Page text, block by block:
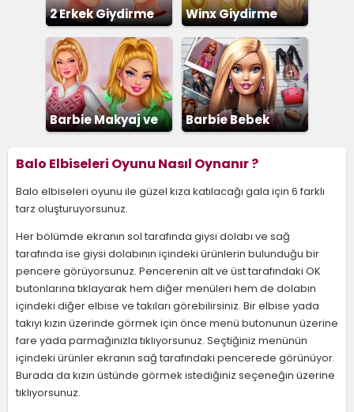
2 Erkek Giydirme Winx Giydirme
Barbie Makyaj ve
Barbie Bebek
Balo Elbiseleri Oyunu Nasıl Oynanır ?
Balo elbiseleri oyunu ile güzel kıza katılacağı gala için 6 farklı
tarz oluşturuyorsunuz.
Her bölümde ekranın sol tarafında giysi dolabı ve sağ
tarafında ise giysi dolabının içindeki ürünlerin bulunduğu bir
pencere görüyorsunuz. Pencerenin alt ve üst tarafındaki OK
butonlarına tıklayarak hem diğer menüleri hem de dolabın
içindeki diğer elbise ve takıları görebilirsiniz. Bir elbise yada
takıyı kızın üzerinde görmek için önce menü butonunun üzerine
fare yada parmağınızla tıklıyorsunuz. Seçtiğiniz menünün
içindeki ürünler ekranın sağ tarafındaki pencerede görünüyor.
Burada da kızın üstünde görmek istediğiniz seçeneğin üzerine
tıklıyorsunuz.